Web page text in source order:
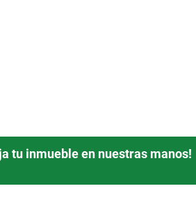
tu inmueble en nuestras manos!